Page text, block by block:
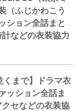
（ふじかわこう
ション全話まと
などの衣装協力
くまで】ドラマ衣
ッション全話ま
セなどの衣装協